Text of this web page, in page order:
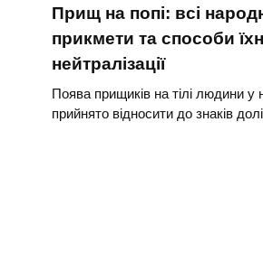
Прищ на попі: всі
прикмети та способи
нейтралізації
Поява прищиків на тілі людини у
прийнято відносити до знаків